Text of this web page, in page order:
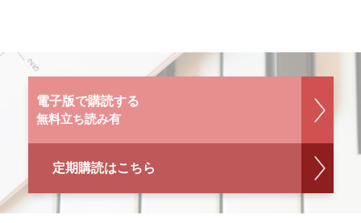
電子版で購読する
無料立ち読み有
定期購読はこちら